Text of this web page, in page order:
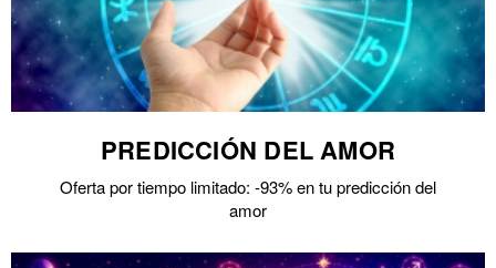
PREDICCIÓN DEL AMOR
Oferta por tiempo limitado: -93% en tu predicción del
amor